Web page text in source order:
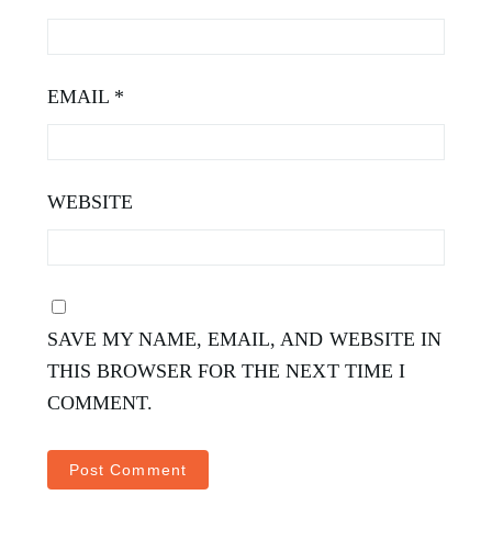
EMAIL *
WEBSITE
SAVE MY NAME, EMAIL, AND WEBSITE IN
THIS BROWSER FOR THE NEXT TIME I
COMMENT.